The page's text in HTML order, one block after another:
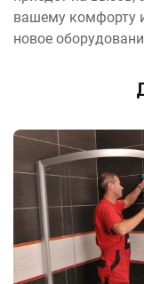
вашему комфорту
новое